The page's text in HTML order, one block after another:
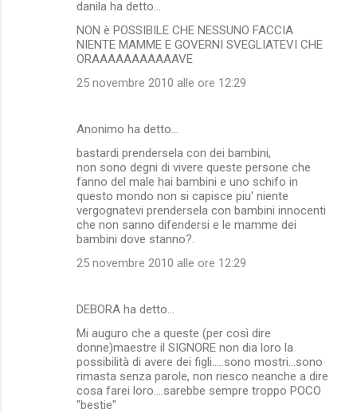
danila ha detto…
NON è POSSIBILE CHE NESSUNO FACCIA
NIENTE MAMME E GOVERNI SVEGLIATEVI CHE
ORAAAAAAAAAAAVE
25 novembre 2010 alle ore 12:29
Anonimo ha detto…
bastardi prendersela con dei bambini,
non sono degni di vivere queste persone che
fanno del male hai bambini e uno schifo in
questo mondo non si capisce piu' niente
vergognatevi prendersela con bambini innocenti
che non sanno difendersi e le mamme dei
bambini dove stanno?.
25 novembre 2010 alle ore 12:29
DEBORA ha detto…
Mi auguro che a queste (per così dire
donne)maestre il SIGNORE non dia loro la
possibilità di avere dei figli.....sono mostri...sono
rimasta senza parole, non riesco neanche a dire
cosa farei loro....sarebbe sempre troppo POCO
"bestie"